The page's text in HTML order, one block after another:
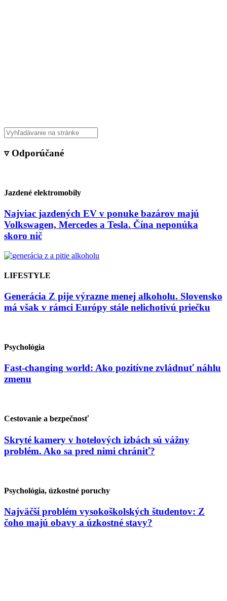
▿ Odporúčané
Jazdené elektromobily
Najviac jazdených EV v ponuke bazárov majú
Volkswagen, Mercedes a Tesla. Čína neponúka
skoro nič
LIFESTYLE
Generácia Z pije výrazne menej alkoholu. Slovensko
má však v rámci Európy stále nelichotivú priečku
Psychológia
Fast-changing world: Ako pozitívne zvládnuť náhlu
zmenu
Cestovanie a bezpečnosť
Skryté kamery v hotelových izbách sú vážny
problém. Ako sa pred nimi chrániť?
Psychológia, úzkostné poruchy
Najväčší problém vysokoškolských študentov: Z
čoho majú obavy a úzkostné stavy?